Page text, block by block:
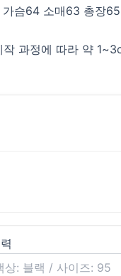
슴64 소매63 총장65
과정에 따라 약